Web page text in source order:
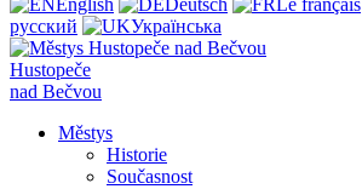
English Deutsch Le français
русский
Українська
Hustopeče
nad Bečvou
Městys
Historie
Současnost